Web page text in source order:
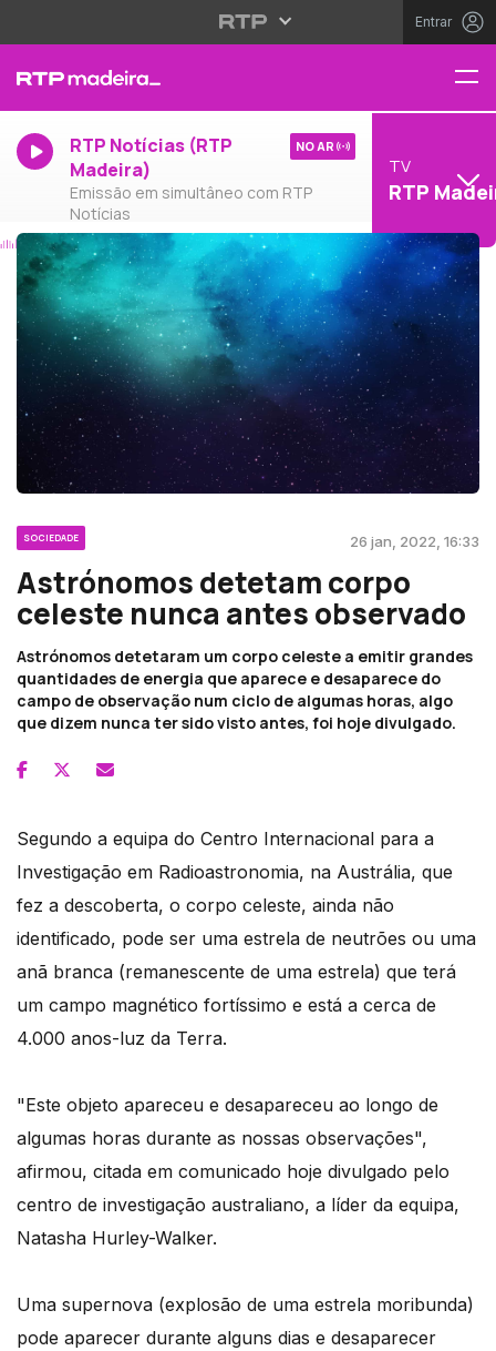
Entrar
RTP Notícias (RTP
Madeira)
Emissão em simultâneo com RTP
Notícias
NO AR
TV
RTP
SOCIEDADE 26 jan, 2022, 16:33
Astrónomos detetam corpo
celeste nunca antes observado
Astrónomos detetaram um corpo celeste a emitir grandes
quantidades de energia que aparece e desaparece do
campo de observação num ciclo de algumas horas, algo
que dizem nunca ter sido visto antes, foi hoje divulgado.
Segundo a equipa do Centro Internacional para a
Investigação em Radioastronomia, na Austrália, que
fez a descoberta, o corpo celeste, ainda não
identificado, pode ser uma estrela de neutrões ou uma
anã branca (remanescente de uma estrela) que terá
um campo magnético fortíssimo e está a cerca de
4.000 anos-luz da Terra.
"Este objeto apareceu e desapareceu ao longo de
algumas horas durante as nossas observações",
afirmou, citada em comunicado hoje divulgado pelo
centro de investigação australiano, a líder da equipa,
Natasha Hurley-Walker.
Uma supernova (explosão de uma estrela moribunda)
pode aparecer durante alguns dias e desaparecer